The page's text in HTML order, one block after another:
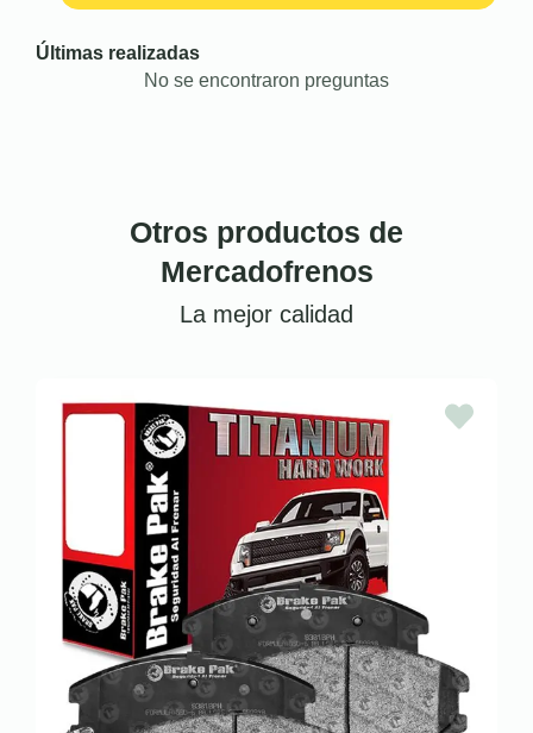
Últimas realizadas
No se encontraron preguntas
Otros productos de
Mercadofrenos
La mejor calidad